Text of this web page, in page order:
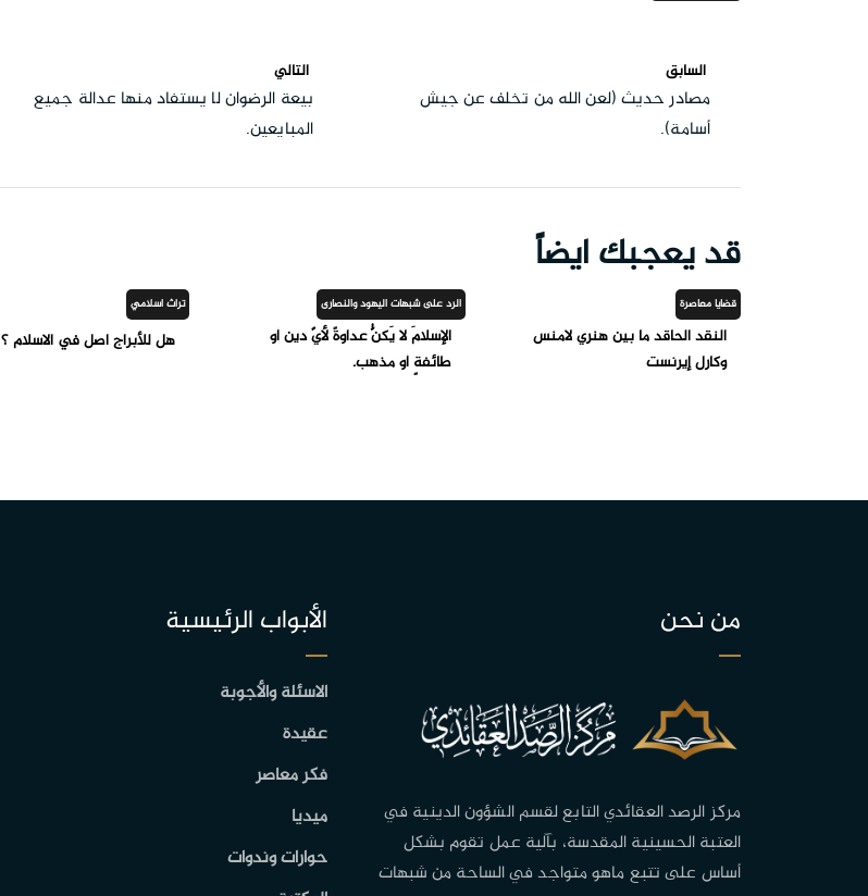
السابق
مصادر حديث (لعن الله من تخلف عن جيش
أسامة).
التالي
بيعة الرضوان لا يستفاد منها عدالة جميع
المبايعين.
قد يعجبك ايضاً
قضايا معاصرة
النقد الحاقد ما بين هنري لامنس
وكارل إيرنست
الرد على شبهات اليهود والنصارى
الإسلامَ لا يَكنُّ عداوةً لأيّ دين أو
طائفةٍ أو مذهب.
تراث اسلامي
هل للأبراج اصل في الاسلام ؟
من نحن
مركز الرصد العقائدي التابع لقسم الشؤون الدينية في
العتبة الحسينية المقدسة، بآلية عمل تقوم بشكل
أساس على تتبع ماهو متواجد في الساحة من شبهات
الأبواب الرئيسية
الاسئلة والأجوبة
عقيدة
فكر معاصر
ميديا
حوارات وندوات